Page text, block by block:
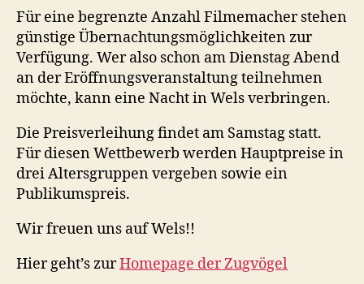
Für eine begrenzte Anzahl Filmemacher stehen
günstige Übernachtungsmöglichkeiten zur
Verfügung. Wer also schon am Dienstag Abend
an der Eröffnungsveranstaltung teilnehmen
möchte, kann eine Nacht in Wels verbringen.
Die Preisverleihung findet am Samstag statt.
Für diesen Wettbewerb werden Hauptpreise in
drei Altersgruppen vergeben sowie ein
Publikumspreis.
Wir freuen uns auf Wels!!
Hier geht’s zurHomepage der Zugvögel